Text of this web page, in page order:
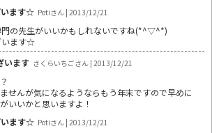
います☆ Potiさん | 2013/12/21
門の先生がいいかもしれないですね(*^▽^*)
います☆
います さくらいちごさん | 2013/12/21
せんが気になるようならもう年末ですので早めに
いいかと思いますよ！
います☆ Potiさん | 2013/12/21